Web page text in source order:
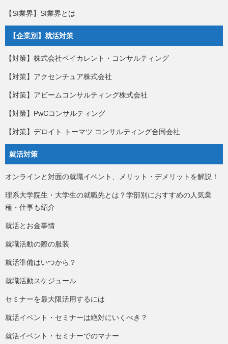
【SI業界】SI業界とは
【企業別】就活対策
【対策】株式会社ベイカレント・コンサルティング
【対策】アクセンチュア株式会社
【対策】アビームコンサルティング株式会社
【対策】PwCコンサルティング
【対策】デロイト トーマツ コンサルティング合同会社
就活対策
オンラインと対面の就職イベント、メリット・デメリットを解説！
理系大学院生・大学生の就職先とは？学部別におすすめの人気業
種・仕事も紹介
就活とお金事情
就職活動の際の服装
就活準備はいつから？
就職活動スケジュール
セミナーを最大限活用するには
就活イベント・セミナーは絶対にいくべき？
就活イベント・セミナーでのマナー